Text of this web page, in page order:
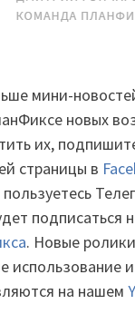
мини-
новых
их,
страницы в
подписаться
. Новые
на нашем